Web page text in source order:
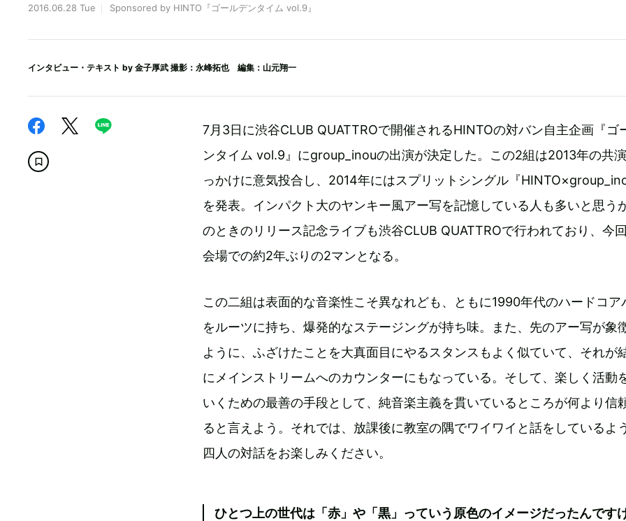
2016.06.28 Tue Sponsored by HINTO『ゴールデンタイム vol.9』
インタビュー・テキスト by 金子厚武 撮影：永峰拓也 編集：山元翔一
7月3日に渋谷CLUB QUATTROで開催されるHINTOの対バン自主企画『ゴ
ンタイム vol.9』にgroup_inouの出演が決定した。この2組は2013年の共
っかけに意気投合し、2014年にはスプリットシングル『
を発表。インパクト大のヤンキー風アー写を記憶している人も多いと思う
のときのリリース記念ライブも渋谷CLUB QUATTROで行われており、今
会場での約2年ぶりの2マンとなる。
この二組は表面的な音楽性こそ異なれども、ともに1990年代のハードコア
をルーツに持ち、爆発的なステージングが持ち味。また、先のアー写が象
ように、ふざけたことを大真面目にやるスタンスもよく似ていて、それが
にメインストリームへのカウンターにもなっている。そして、楽しく活動
いくための最善の手段として、純音楽主義を貫いているところが何より信
ると言えよう。それでは、放課後に教室の隅でワイワイと話をしているよ
四人の対話をお楽しみください。
ひとつ上の世代は「赤」や「黒」っていう原色のイメージだったんですけ